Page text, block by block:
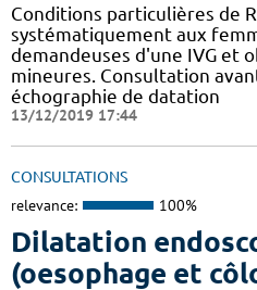
Conditions particulières de
systématiquement aux
demandeuses d'une IVG et
mineures. Consultation
échographie de datation
13/12/2019 17:44
CONSULTATIONS
relevance: 100%
Dilatation
(oesophage et